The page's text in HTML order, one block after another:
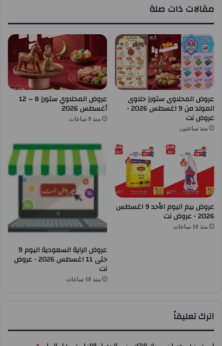
مقالات ذات صلة
عروض المحلاوى ستورز حلاوى
المولد من 9 اغسطس 2026 •
عروض نت
منذ ساعتين
عروض المحلاوي ستورز 8 – 12
أغسطس 2026
منذ 9 ساعات
عروض بيم اليوم الأحد 9 اغسطس
2026 • عروض نت
منذ 10 ساعات
عروض الراية السعودية اليوم 9
حتى 11 اغسطس 2026 • عروض
نت
منذ 10 ساعات
اترك تعليقاً